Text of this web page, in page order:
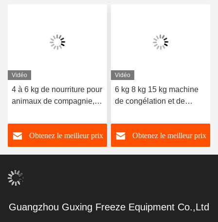
Vidéo
4 à 6 kg de nourriture pour
animaux de compagnie,
séchoir
Obtenez le meilleur prix
Vidéo
6 kg 8 kg 15 kg machine
de congélation et de
domicile
Obtenez le meilleur prix
Guangzhou Guxing Freeze Equipment Co.,Ltd